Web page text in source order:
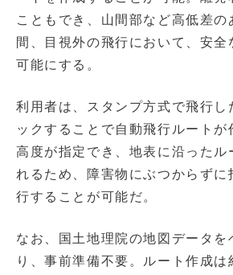
こともでき、山間部など高低差の
間、目視外の飛行において、安全
可能にする。
利用者は、スタンプ方式で飛行し
ックすることで自動飛行ルートが
高度が指定でき、地表に沿ったル
れるため、障害物にぶつからずに
行することが可能だ。
なお、国土地理院の地図データを
り、事前準備不要。ルート作成は